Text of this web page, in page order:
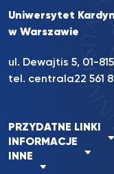
Uniwersytet
w Warszawie
ul. Dewajtis 5, 01-
tel. centrala22 561
PRZYDATNE LINKI
INFORMACJE
INNE